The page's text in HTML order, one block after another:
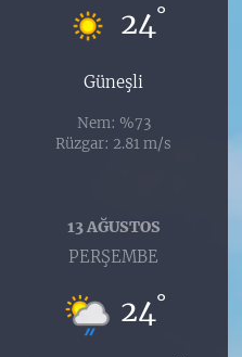
24°
Güneşli
Nem: %73
Rüzgar: 2.81 m/s
13 AĞUSTOS
PERŞEMBE
24°